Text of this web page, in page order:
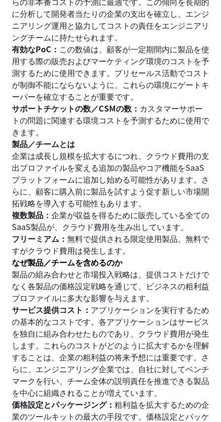
に分析して開発者当たりの企業の支出を確立し、エンジ
ニアリング運用と協力してコストの責任をエンジニアリ
ングチームに持たせられます。
有効なPoC： この数値は、顧客が一定期間内に製品を使
用する際の販売およびマーケティング環境のコストを予
測するために使用できます。プリセールス活動でコスト
が制御不能にならないように、これらの環境にゲートキ
ーパーを確立することが重要です。
サポートチケットの数／CSMの数： カスタマーサポー
トの問題に関連する環境コストを予測するために使用で
きます。
製品／チームとは
企業は成長し規模を拡大するにつれ、クラウド費用の支
出プロファイルを変える追加の製品やコア機能をSaaS
プラットフォームに追加し始める可能性があります。さ
らに、顧客に購入前に製品を試すよう促す新しい市場開
拓戦略を導入する可能性もあります。
複数製品： 企業が収益を得るために販売している全ての
SaaS製品が、クラウド費用を生み出しています。
フリーミアム： 無料で提供される限定使用製品。無料で
すがクラウド費用は発生します。
なぜ製品／チームを含めるのか
製品の組み合わせと市場投入戦略は、提供コストだけで
なく各製品の価格設定戦略を通じて、ビジネスの粗利益
プロファイルに多大な影響を与えます。
サービス提供コスト ： アプリケーションを実行するため
の基本的なコストです。各アプリケーションはサービス
を独自に組み合わせたものであり、クラウド費用が発生
します。これらのコストがどのように拡大するかを理解
することは、企業の粗利益の将来予想には重要です。さ
らに、エンジニアリング企業では、自社に対してベンチ
マークを行い、チーム全体の説明責任を推進できる製品
を中心に組織されることが増えています。
価格設定とパッケージング： 粗利益を拡大するための企
業のツールキットの最大の手段です。価格設定とパッケ